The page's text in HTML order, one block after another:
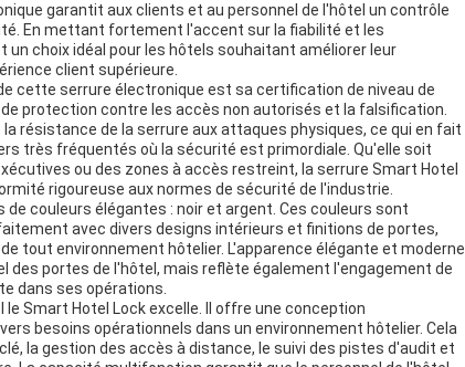
garantit aux clients et au personnel de l'hôtel un contrôle
En mettant fortement l'accent sur la fiabilité et les
choix idéal pour les hôtels souhaitant améliorer leur
client supérieure.
cette serrure électronique est sa certification de niveau de
de protection contre les accès non autorisés et la falsification.
résistance de la serrure aux attaques physiques, ce qui en fait
très fréquentés où la sécurité est primordiale. Qu'elle soit
ou des zones à accès restreint, la serrure Smart Hotel
rigoureuse aux normes de sécurité de l'industrie.
couleurs élégantes : noir et argent. Ces couleurs sont
avec divers designs intérieurs et finitions de portes,
tout environnement hôtelier. L'apparence élégante et moderne
des portes de l'hôtel, mais reflète également l'engagement de
dans ses opérations.
Smart Hotel Lock excelle. Il offre une conception
besoins opérationnels dans un environnement hôtelier. Cela
la gestion des accès à distance, le suivi des pistes d'audit et